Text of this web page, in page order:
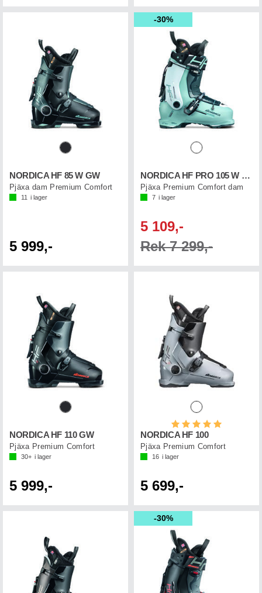
NORDICA HF 85 W GW
Pjäxa dam Premium Comfort
11 i lager
5 999,-
30%
NORDICA HF PRO 105 W GW
Pjäxa Premium Comfort dam
7 i lager
5 109,-
Rek 7 299,-
NORDICA HF 110 GW
Pjäxa Premium Comfort
30+ i lager
5 999,-
Betyg:
NORDICA HF 100
Pjäxa Premium Comfort
16 i lager
5 699,-
30%